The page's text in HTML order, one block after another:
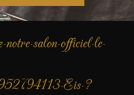
salon-officiel-le-
Eis-?